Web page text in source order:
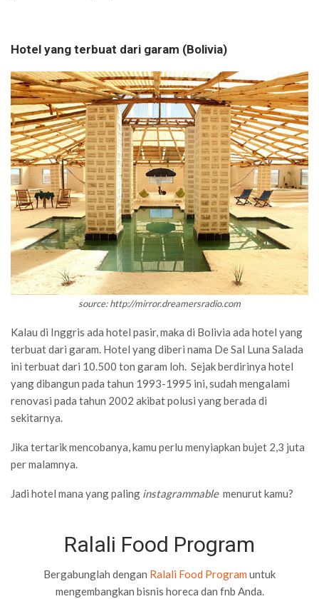
Hotel yang terbuat dari garam (Bolivia)
source: http://mirror.dreamersradio.com
Kalau di Inggris ada hotel pasir, maka di Bolivia ada hotel yang
terbuat dari garam. Hotel yang diberi nama De Sal Luna Salada
ini terbuat dari 10.500 ton garam loh. Sejak berdirinya hotel
yang dibangun pada tahun 1993-1995 ini, sudah mengalami
renovasi pada tahun 2002 akibat polusi yang berada di
sekitarnya.
Jika tertarik mencobanya, kamu perlu menyiapkan bujet 2,3 juta
per malamnya.
Jadi hotel mana yang paling instagrammable menurut kamu?
Ralali Food Program
Bergabunglah dengan Ralali Food Program untuk
mengembangkan bisnis horeca dan fnb Anda.